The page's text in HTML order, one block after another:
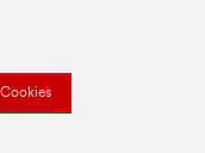
tilhørende 3M.